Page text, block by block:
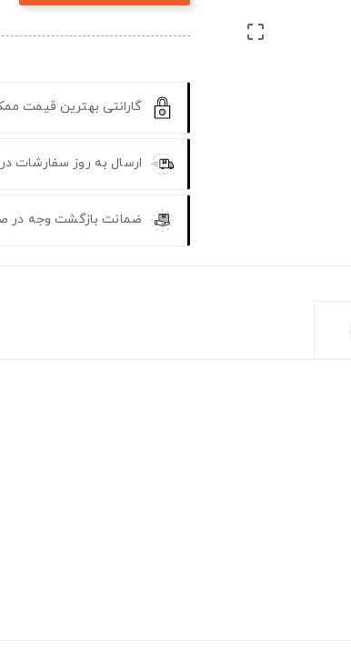

گارانتی بهترین قیمت
ارسال به روز سفارشات
ضمانت بازگشت وجه در